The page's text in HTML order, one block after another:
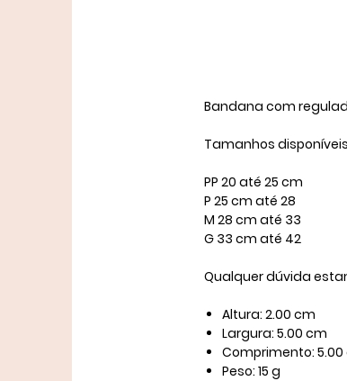
Bandana com
Tamanhos
PP 20 até 25 cm
P 25 cm até 28
M 28 cm até 33
G 33 cm até 42
Qualquer dúvida
Altura: 2.00 cm
Largura: 5.00 cm
Comprimento: 5.00
Peso: 15 g